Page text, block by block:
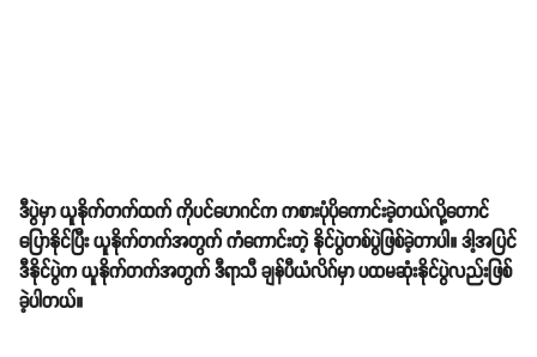
ဒီပွဲမှာ ယူနိုက်တက်ထက် ကိုပင်ဟေဂင်က ကစားပုံပိုကောင်းခဲ့တယ်လို့တောင်
ပြောနိုင်ပြီး ယူနိုက်တက်အတွက် ကံကောင်းတဲ့ နိုင်ပွဲတစ်ပွဲဖြစ်ခဲ့တာပါ။ ဒါ့အပြင်
ဒီနိုင်ပွဲက ယူနိုက်တက်အတွက် ဒီရာသီ ချန်ပီယံလိဂ်မှာ ပထမဆုံးနိုင်ပွဲလည်းဖြစ်
ခဲ့ပါတယ်။